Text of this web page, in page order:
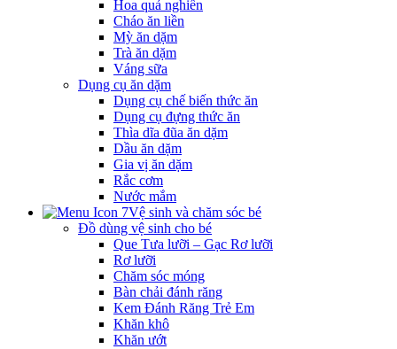
Hoa quả nghiền
Cháo ăn liền
Mỳ ăn dặm
Trà ăn dặm
Váng sữa
Dụng cụ ăn dặm
Dụng cụ chế biến thức ăn
Dụng cụ đựng thức ăn
Thìa dĩa đũa ăn dặm
Dầu ăn dặm
Gia vị ăn dặm
Rắc cơm
Nước mắm
Vệ sinh và chăm sóc bé
Đồ dùng vệ sinh cho bé
Que Tưa lưỡi – Gạc Rơ lưỡi
Rơ lưỡi
Chăm sóc móng
Bàn chải đánh răng
Kem Đánh Răng Trẻ Em
Khăn khô
Khăn ướt